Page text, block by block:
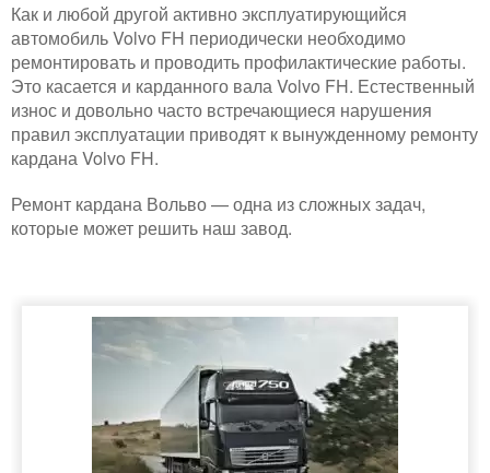
Как и любой другой активно эксплуатирующийся
автомобиль Volvo FH периодически необходимо
ремонтировать и проводить профилактические работы.
Это касается и карданного вала Volvo FH. Естественный
износ и довольно часто встречающиеся нарушения
правил эксплуатации приводят к вынужденному ремонту
кардана Volvo FH.
Ремонт кардана Вольво — одна из сложных задач,
которые может решить наш завод.